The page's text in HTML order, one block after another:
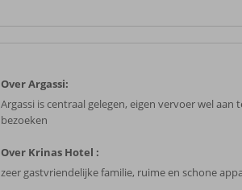
Over Argassi:
Argassi is centraal gelegen, eigen vervoer wel
bezoeken
Over Krinas Hotel :
zeer gastvriendelijke familie, ruime en schone